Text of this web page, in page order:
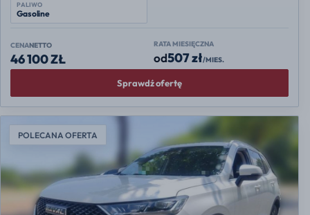
PALIWO
Gasoline
CENANETTO
46 100 ZŁ
RATA MIESIĘCZNA
od507 zł/MIES.
Sprawdź ofertę
POLECANA OFERTA